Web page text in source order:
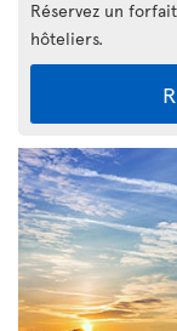
Réservez un
hôteliers.